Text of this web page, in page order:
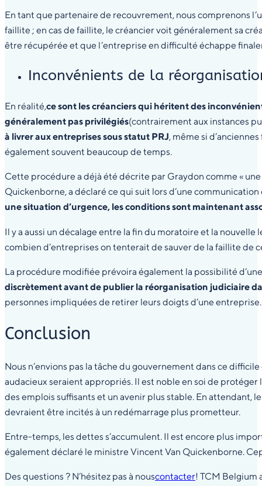
En tant que partenaire de recouvrement, nous comprenons
faillite ; en cas de faillite, le créancier voit généralement sa
être récupérée et que l’entreprise en difficulté échappe
Inconvénients de la
En réalité,ce sont les créanciers qui héritent des
généralement pas privilégiés(contrairement aux instances
à livrer aux entreprises sous statut PRJ, même si
également souvent beaucoup de temps.
Cette procédure a déjà été décrite par Graydon comme «
Quickenborne, a déclaré ce qui suit lors d’une communication
une situation d’urgence, les conditions sont maintenant
Il y a aussi un décalage entre la fin du moratoire et la
combien d’entreprises on tenterait de sauver de la faillite de
La procédure modifiée prévoira également la possibilité d’une
discrètement avant de publier la réorganisation judiciaire
personnes impliquées de retirer leurs doigts d’une
Conclusion
Nous n’envions pas la tâche du gouvernement dans ce
audacieux seraient appropriés. Il est noble en soi de
des emplois suffisants et un avenir plus stable. En attendant,
devraient être incités à un redémarrage plus prometteur.
Entre-temps, les dettes s’accumulent. Il est encore plus
également déclaré le ministre Vincent Van Quickenborne.
Des questions ? N’hésitez pas à nouscontacter! TCM Belgium